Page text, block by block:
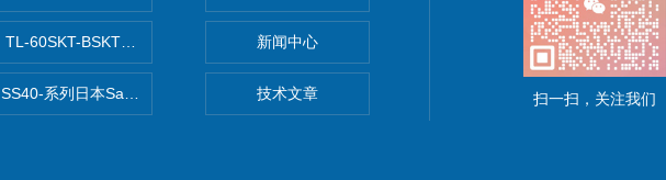
TL-60SKT-BSKTC张力控制器
SS40-系列日本Sawamura泽村电机
新闻中心
技术文章 扫一扫，关注我们